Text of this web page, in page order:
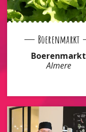
Boerenmarkt
Boerenmarkt
Almere